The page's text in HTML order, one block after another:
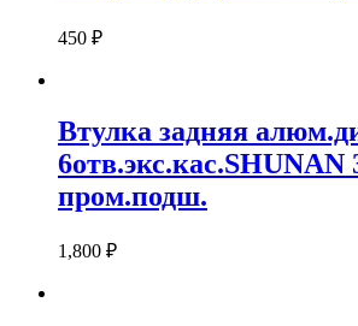
450 ₽
Втулка задняя
6отв.экс.кас.SHUNAN
пром.подш.
1,800 ₽